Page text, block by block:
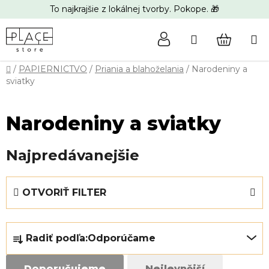
na
obsah
To najkrajšie z lokálnej tvorby. Pokope. 🎁
Hľadať
KOŠÍK
Domov
/ PAPIERNICTVO / Priania a blahoželania / Narodeniny a
sviatky
Narodeniny a sviatky
Najpredávanejšie
a
d
Radiť podľa:Odporúčame
OTVORIŤ FILTER
p
p